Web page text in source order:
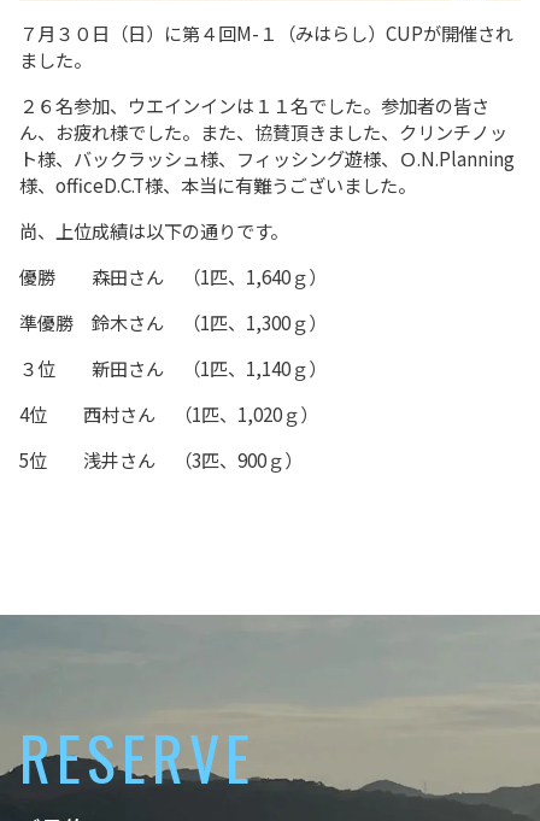
７月３０日（日）に第４回M-１（みはらし）CUPが開催され
ました。
２６名参加、ウエインインは１１名でした。参加者の皆さ
ん、お疲れ様でした。また、協賛頂きました、クリンチノッ
ト様、バックラッシュ様、フィッシング遊様、Ｏ.N.Planning
様、officeD.C.T様、本当に有難うございました。
尚、上位成績は以下の通りです。
優勝 森田さん （1匹、1,640ｇ）
準優勝 鈴木さん （1匹、1,300ｇ）
３位 新田さん （1匹、1,140ｇ）
4位 西村さん （1匹、1,020ｇ）
5位 浅井さん （3匹、900ｇ）
RESERVE